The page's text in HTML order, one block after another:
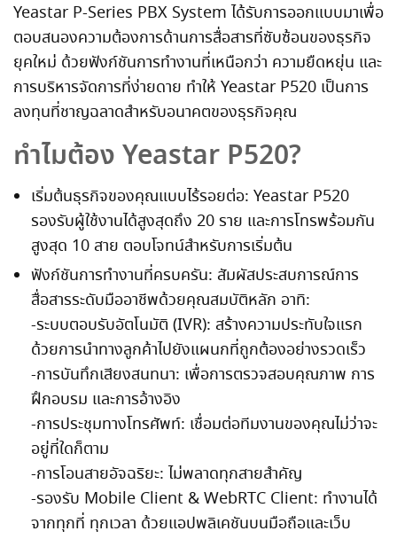
Yeastar P-Series PBX System ได้รับการออกแบบมาเพื่อ
ตอบสนองความต้องการด้านการสื่อสารที่ซับซ้อนของธุรกิจ
ยุคใหม่ ด้วยฟังก์ชันการทำงานที่เหนือกว่า ความยืดหยุ่น และ
การบริหารจัดการที่ง่ายดาย ทำให้ Yeastar P520 เป็นการ
ลงทุนที่ชาญฉลาดสำหรับอนาคตของธุรกิจคุณ
ทำไมต้อง Yeastar P520?
เริ่มต้นธุรกิจของคุณแบบไร้รอยต่อ: Yeastar P520
รองรับผู้ใช้งานได้สูงสุดถึง 20 ราย และการโทรพร้อมกัน
สูงสุด 10 สาย ตอบโจทน์สำหรับการเริ่มต้น
ฟังก์ชันการทำงานที่ครบครัน: สัมผัสประสบการณ์การ
สื่อสารระดับมืออาชีพด้วยคุณสมบัติหลัก อาทิ:
-ระบบตอบรับอัตโนมัติ (IVR): สร้างความประทับใจแรก
ด้วยการนำทางลูกค้าไปยังแผนกที่ถูกต้องอย่างรวดเร็ว
-การบันทึกเสียงสนทนา: เพื่อการตรวจสอบคุณภาพ การ
ฝึกอบรม และการอ้างอิง
-การประชุมทางโทรศัพท์: เชื่อมต่อทีมงานของคุณไม่ว่าจะ
อยู่ที่ใดก็ตาม
-การโอนสายอัจฉริยะ: ไม่พลาดทุกสายสำคัญ
-รองรับ Mobile Client & WebRTC Client: ทำงานได้
จากทุกที่ ทุกเวลา ด้วยแอปพลิเคชันบนมือถือและเว็บ